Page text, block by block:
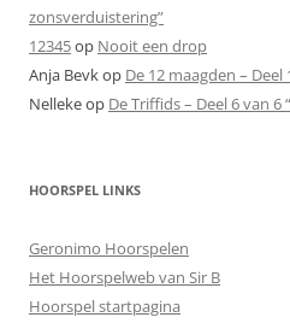
zonsverduistering”
12345op Nooit een drop
Anja Bevkop De 12 maagden – Deel
Nellekeop De Triffids – Deel 6 van
HOORSPEL LINKS
Geronimo Hoorspelen
Het Hoorspelweb van Sir B
Hoorspel startpagina